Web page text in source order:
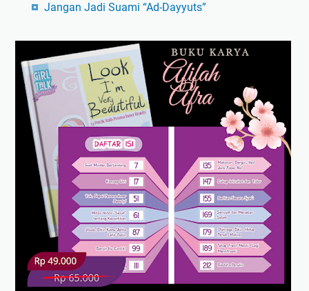
Jangan Jadi Suami “Ad-Dayyuts”